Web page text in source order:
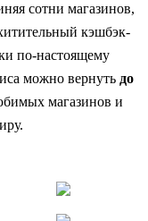
сотни магазинов,
кэшбэк-
по-настоящему
можно вернуть до
магазинов и